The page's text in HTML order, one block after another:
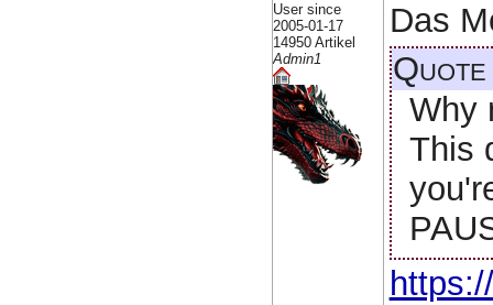
User since
2005-01-17
14950 Artikel
Admin1
Das
Quote
Why
This